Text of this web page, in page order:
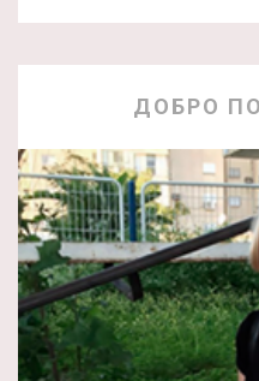
ДОБРО